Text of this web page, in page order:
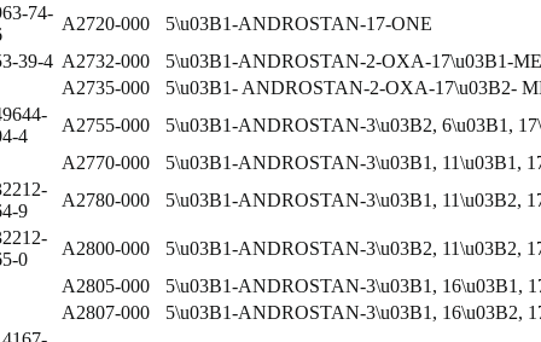
74-
A2720-000
5\u03B1-ANDROSTAN-17-ONE
39-4 A2732-000
5\u03B1-ANDROSTAN-2-OXA-17\u03B1-
A2735-000
5\u03B1- ANDROSTAN-2-OXA-17\u03B2-
4
A2755-000
5\u03B1-ANDROSTAN-3\u03B2, 6\u03B1,
A2770-000
5\u03B1-ANDROSTAN-3\u03B1, 11\u03B1,
9
A2780-000
5\u03B1-ANDROSTAN-3\u03B1, 11\u03B2,
0
A2800-000
5\u03B1-ANDROSTAN-3\u03B2, 11\u03B2,
A2805-000
5\u03B1-ANDROSTAN-3\u03B1, 16\u03B1,
A2807-000
5\u03B1-ANDROSTAN-3\u03B1, 16\u03B2,